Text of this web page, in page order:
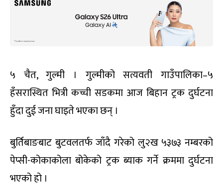
५ चैत, गुल्मी । गुल्मीको सत्यवती गाउँपालिका–५
हँसरास्थित भित्री कच्ची सडकमा आज बिहान ट्रक दुर्घटना
हुँदा दुई जना घाइते भएका छन् ।
बुर्तिबाङबाट बुटवलतर्फ जाँदै गरेको लु२ख ५३७३ नम्बरको
पेप्सी-कोकाकोला बोकेको ट्रक ब्याक गर्ने क्रममा दुर्घटना
भएको हो ।